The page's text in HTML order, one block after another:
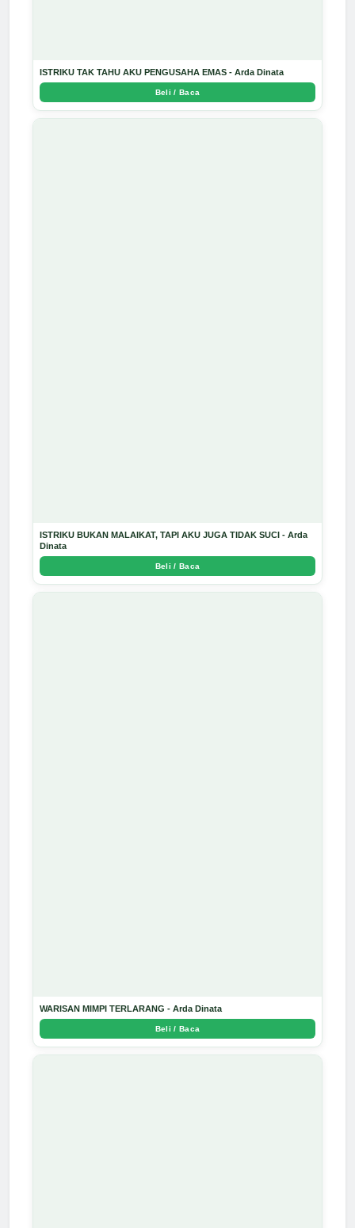
ISTRIKU TAK TAHU AKU PENGUSAHA EMAS - Arda Dinata
Beli / Baca
ISTRIKU BUKAN MALAIKAT, TAPI AKU JUGA TIDAK SUCI - Arda
Dinata
Beli / Baca
WARISAN MIMPI TERLARANG - Arda Dinata
Beli / Baca